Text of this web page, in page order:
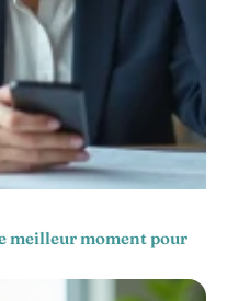
meilleur moment pour